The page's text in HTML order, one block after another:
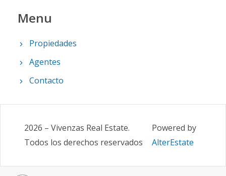
Menu
Propiedades
Agentes
Contacto
2026 – Vivenzas Real Estate.
Todos los derechos reservados
Powered by
AlterEstate